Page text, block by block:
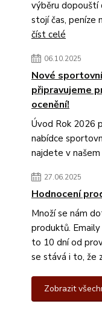
výběru dopouští
stojí čas, peníze
číst celé
06.10.2025
Nové
připravujeme
ocenění!
Úvod Rok 2026
nabídce
najdete v našem
27.06.2025
Hodnocení
Množí se nám
produktů.
to 10 dní od
se stává i to, že
Zobrazit